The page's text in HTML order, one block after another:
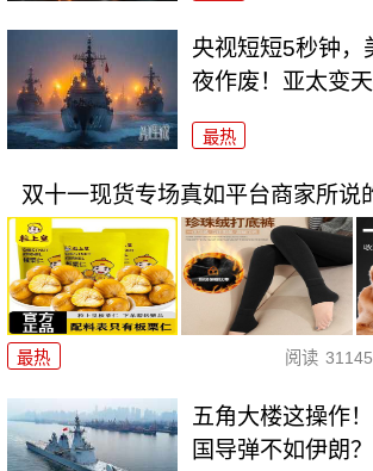
央视短短5秒钟，
夜作废！亚太变天
最热
双十一现货专场真如平台商家所说
最热 阅读 31145
五角大楼这操作
国导弹不如伊朗？